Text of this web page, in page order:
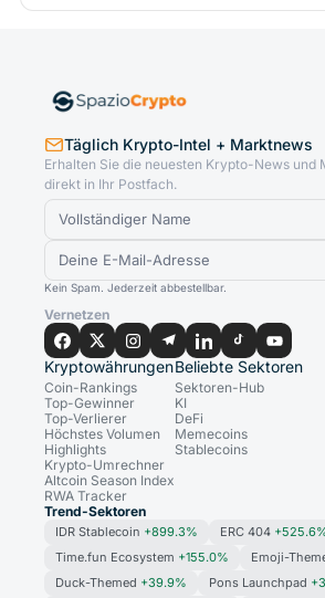
Täglich Krypto-Intel + Marktnews
Erhalten Sie die neuesten Krypto-News und
direkt in Ihr Postfach.
Kein Spam. Jederzeit abbestellbar.
Vernetzen
Kryptowährungen
Coin-Rankings
Top-Gewinner
Top-Verlierer
Höchstes Volumen
Highlights
Krypto-Umrechner
Altcoin Season Index
RWA Tracker
Beliebte Sektoren
Sektoren-Hub
KI
DeFi
Memecoins
Stablecoins
Trend-Sektoren
IDR Stablecoin +899.3% ERC 404
Time.fun Ecosystem +155.0% Emoji-
Duck-Themed +39.9% Pons Launchpad